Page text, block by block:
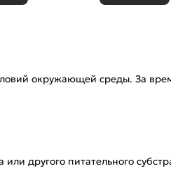
окружающей среды. За
другого питательного